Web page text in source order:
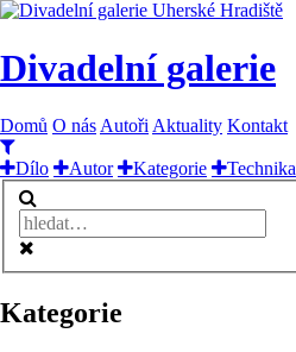
Divadelní galerie
Domů O nás Autoři Aktuality Kontakt
Dílo Autor Kategorie Technika
Kategorie